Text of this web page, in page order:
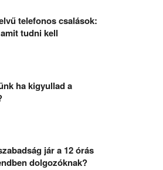
telefonos csalások:
tudni kell
ha kigyullad a
jár a 12 órás
dolgozóknak?